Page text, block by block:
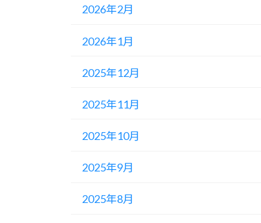
2026年2月
2026年1月
2025年12月
2025年11月
2025年10月
2025年9月
2025年8月